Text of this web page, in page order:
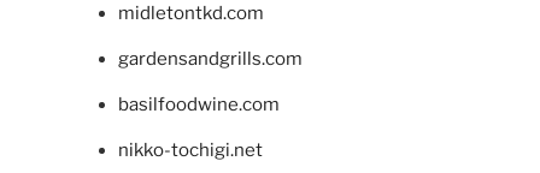
midletontkd.com
gardensandgrills.com
basilfoodwine.com
nikko-tochigi.net